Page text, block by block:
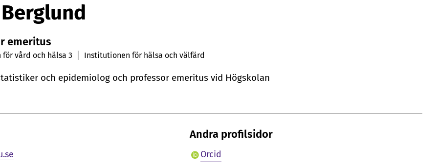
emeritus
för vård och hälsa 3 Institutionen för hälsa och välfärd
och epidemiolog och professor emeritus vid Högskolan
Andra profilsidor
Orcid